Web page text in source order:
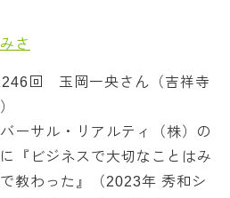
さ
回 玉岡一央さん（吉祥寺
ーサル・リアルティ（株）の
『ビジネスで大切なことはみ
教わった』（2023年 秀和シ